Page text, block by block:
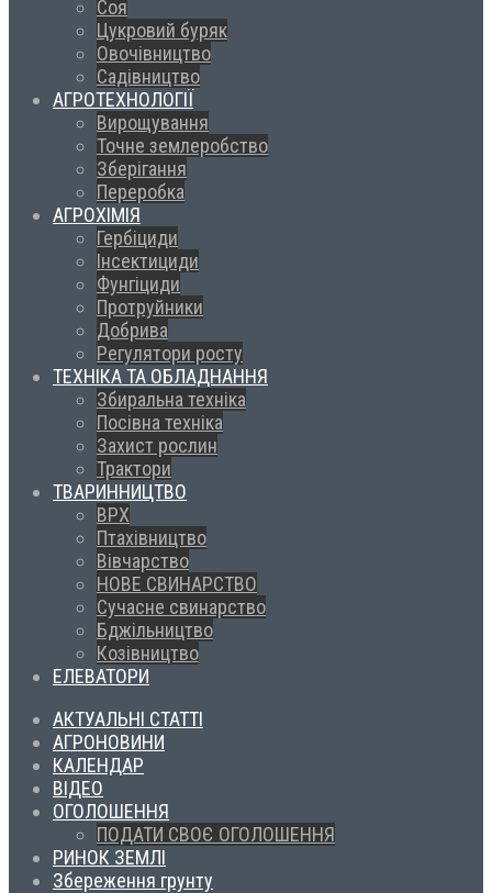
Соя
Цукровий буряк
Овочівництво
Садівництво
АГРОТЕХНОЛОГІЇ
Вирощування
Точне землеробство
Зберігання
Переробка
АГРОХІМІЯ
Гербіциди
Інсектициди
Фунгіциди
Протруйники
Добрива
Регулятори росту
ТЕХНІКА ТА ОБЛАДНАННЯ
Збиральна техніка
Посівна техніка
Захист рослин
Трактори
ТВАРИННИЦТВО
ВРХ
Птахівництво
Вівчарство
НОВЕ СВИНАРСТВО
Сучасне свинарство
Бджільництво
Козівництво
ЕЛЕВАТОРИ
АКТУАЛЬНІ СТАТТІ
АГРОНОВИНИ
КАЛЕНДАР
ВІДЕО
ОГОЛОШЕННЯ
ПОДАТИ СВОЄ ОГОЛОШЕННЯ
РИНОК ЗЕМЛІ
Збереження грунту